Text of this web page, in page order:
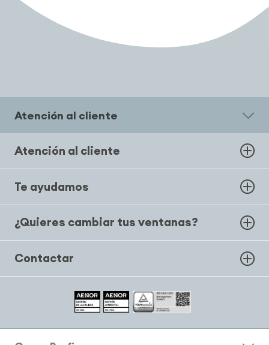
Atención al cliente
Atención al cliente
Te ayudamos
¿Quieres cambiar tus ventanas?
Contactar